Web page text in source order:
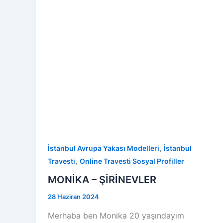
İstanbul Avrupa Yakası Modelleri, İstanbul
Travesti, Online Travesti Sosyal Profiller
MONİKA – ŞİRİNEVLER
28 Haziran 2024
Merhaba ben Monika 20 yaşındayım